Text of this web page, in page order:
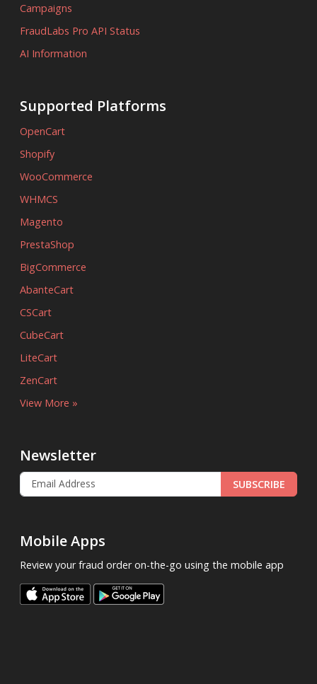
Campaigns
FraudLabs Pro API Status
AI Information
Supported Platforms
OpenCart
Shopify
WooCommerce
WHMCS
Magento
PrestaShop
BigCommerce
AbanteCart
CSCart
CubeCart
LiteCart
ZenCart
View More »
Newsletter
SUBSCRIBE
Mobile Apps
Review your fraud order on-the-go using the mobile app